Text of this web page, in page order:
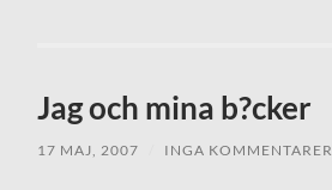
Jag och mina b?cker
17 MAJ, 2007 INGA KOMMENTARER